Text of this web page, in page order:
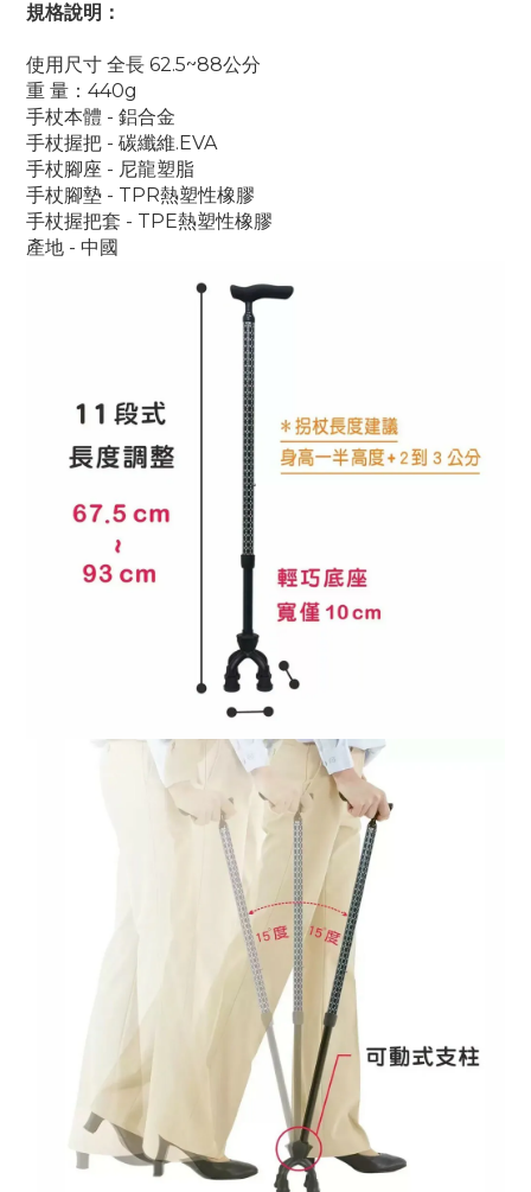
規格說明：
使用尺寸 全長 62.5~88公分
重 量：440g
手杖本體 - 鋁合金
手杖握把 - 碳纖維.EVA
手杖腳座 - 尼龍塑脂
手杖腳墊 - TPR熱塑性橡膠
手杖握把套 - TPE熱塑性橡膠
產地 - 中國